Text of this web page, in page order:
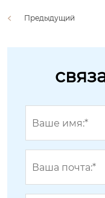
Предыдущий